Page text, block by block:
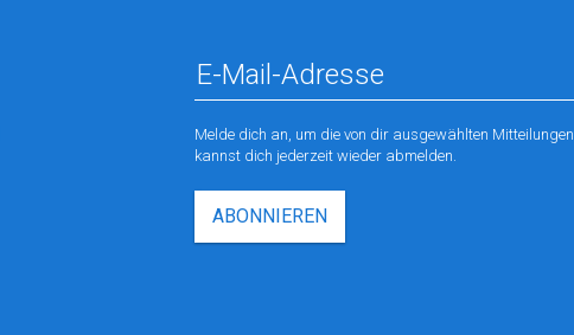
Melde dich an, um die von dir ausgewählten
kannst dich jederzeit wieder abmelden.
ABONNIEREN